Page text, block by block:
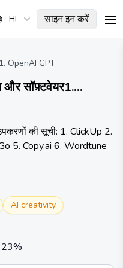
HI साइन इन करें
OpenAI GPT
सॉफ़्टवेयर1.
Microsoft
Pro6.
Write8. Notion AI9.
Runway ML12.
AIVA20.
Tidio26.
सूची: 1. ClickUp 2.
AI creativity
23%